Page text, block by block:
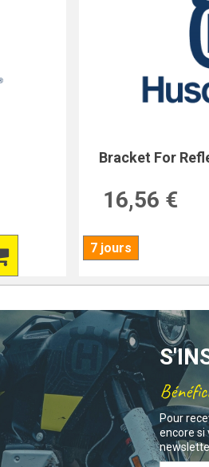
Bracket For
16,56 €
7 jours
Pour
encore si